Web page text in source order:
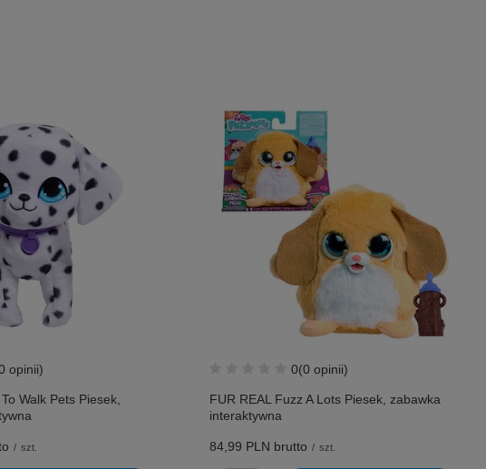
opinii)
Walk Pets Piesek,
/ szt.
0(0 opinii)
FUR REAL Fuzz A Lots Piesek, zabawka
interaktywna
84,99 PLN brutto / szt.